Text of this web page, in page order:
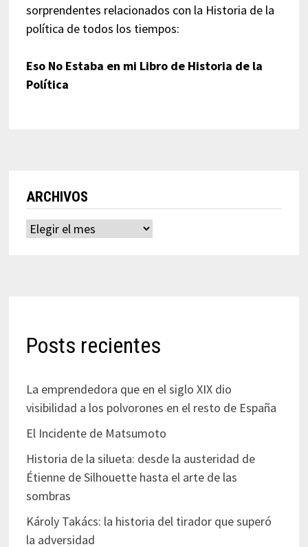
sorprendentes relacionados con la Historia de la
política de todos los tiempos:
Eso No Estaba en mi Libro de Historia de la
Política
ARCHIVOS
Archivos
Posts recientes
La emprendedora que en el siglo XIX dio
visibilidad a los polvorones en el resto de España
El Incidente de Matsumoto
Historia de la silueta: desde la austeridad de
Étienne de Silhouette hasta el arte de las
sombras
Károly Takács: la historia del tirador que superó
la adversidad